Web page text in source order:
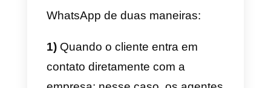
comunicação, apenas e se